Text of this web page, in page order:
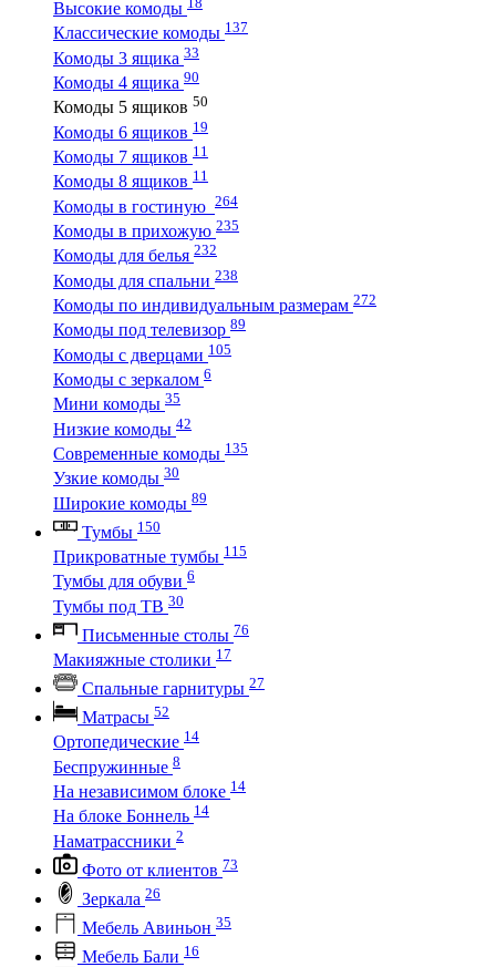
Высокие комоды
Классические комоды 137
Комоды 3 ящика 33
Комоды 4 ящика 90
Комоды 5 ящиков 50
Комоды 6 ящиков 19
Комоды 7 ящиков 11
Комоды 8 ящиков 11
Комоды в гостиную 264
Комоды в прихожую 235
Комоды для белья 232
Комоды для спальни 238
Комоды по индивидуальным размерам 272
Комоды под телевизор 89
Комоды с дверцами 105
Комоды с зеркалом 6
Мини комоды 35
Низкие комоды 42
Современные комоды 135
Узкие комоды 30
Широкие комоды 89
Тумбы 150
Прикроватные тумбы 115
Тумбы для обуви 6
Тумбы под ТВ 30
Письменные столы 76
Макияжные столики 17
Спальные гарнитуры 27
Матрасы 52
Ортопедические 14
Беспружинные 8
На независимом блоке 14
На блоке Боннель 14
Наматрассники 2
Фото от клиентов 73
Зеркала 26
Мебель Авиньон 35
Мебель Бали 16